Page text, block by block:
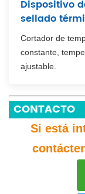
Dispositivo
sellado
Cortador de
constante,
ajustable.
CONTACTO
Si está